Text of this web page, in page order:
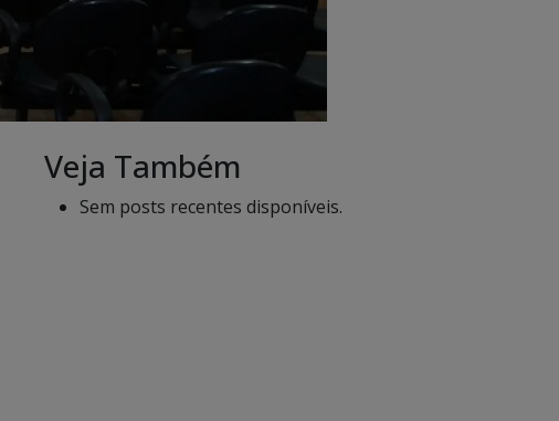
Veja Também
Sem posts recentes disponíveis.